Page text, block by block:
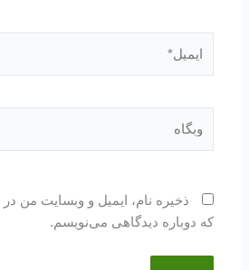
ذخیره نام، ایمیل و وبسایت من
که دوباره دیدگاهی می‌نویسم.